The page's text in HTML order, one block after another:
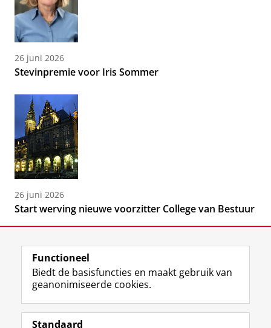
26 juni 2026
Stevinpremie voor Iris Sommer
26 juni 2026
Start werving nieuwe voorzitter College van Bestuur
Volg de RUG
F
a
L
i
R
S
I
n
Y
o
Functioneel
Biedt de basisfuncties en maakt gebruik van
geanonimiseerde cookies.
Standaard